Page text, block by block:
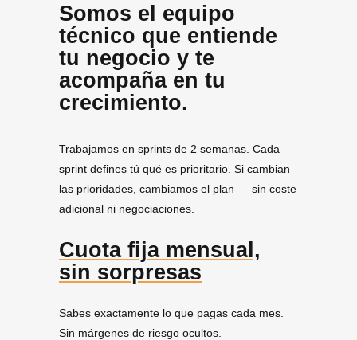
Somos el equipo
técnico que entiende
tu negocio y te
acompaña en tu
crecimiento.
Trabajamos en sprints de 2 semanas. Cada
sprint defines tú qué es prioritario. Si cambian
las prioridades, cambiamos el plan — sin coste
adicional ni negociaciones.
Cuota fija mensual,
sin sorpresas
Sabes exactamente lo que pagas cada mes.
Sin márgenes de riesgo ocultos.